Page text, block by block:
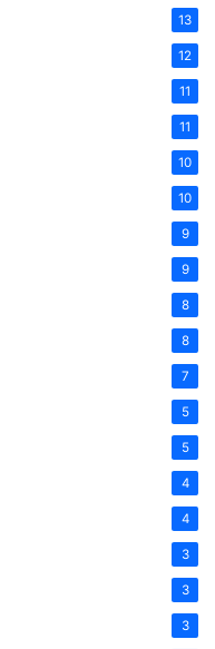
13
12
11
11
10
10
9
9
8
8
7
5
5
4
4
3
3
3